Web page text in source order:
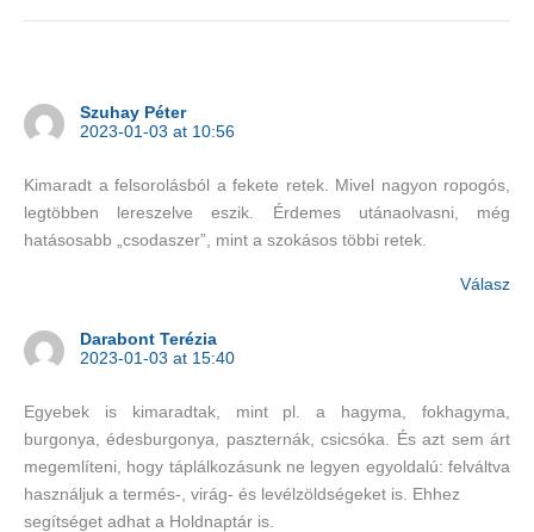
Szuhay Péter
2023-01-03 at 10:56
Kimaradt a felsorolásból a fekete retek. Mivel nagyon ropogós,
legtöbben lereszelve eszik. Érdemes utánaolvasni, még
hatásosabb „csodaszer”, mint a szokásos többi retek.
Válasz
Darabont Terézia
2023-01-03 at 15:40
Egyebek is kimaradtak, mint pl. a hagyma, fokhagyma,
burgonya, édesburgonya, paszternák, csicsóka. És azt sem árt
megemlíteni, hogy táplálkozásunk ne legyen egyoldalú: felváltva
használjuk a termés-, virág- és levélzöldségeket is. Ehhez
segítséget adhat a Holdnaptár is.